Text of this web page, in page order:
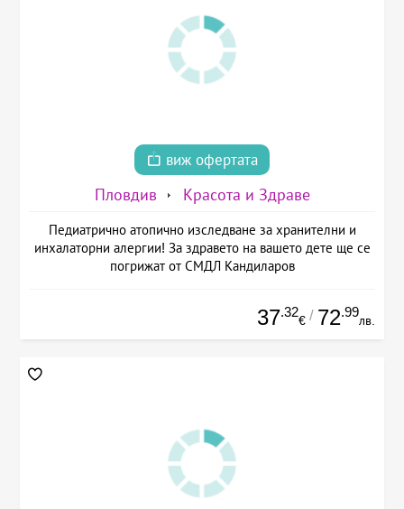
виж офертата
Пловдив Красота и Здраве
Педиатрично атопично изследване за хранителни и
инхалаторни алергии! За здравето на вашето дете ще се
погрижат от СМДЛ Кандиларов
37.32
€ / 72.99
лв.